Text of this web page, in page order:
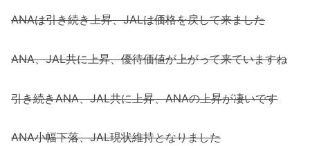
ANAは引き続き上昇、JALは価格を戻して来ました
ANA、JAL共に上昇、優待価値が上がって来ていますね
引き続きANA、JAL共に上昇、ANAの上昇が凄いです
ANA小幅下落、JAL現状維持となりました